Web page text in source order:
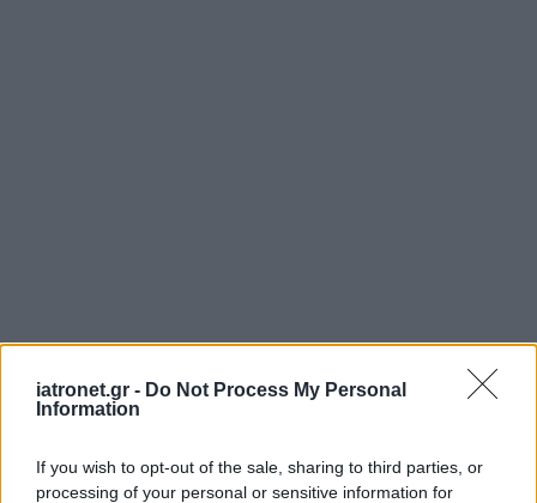
iatronet.gr - Do Not Process My Personal
Information
If you wish to opt-out of the sale, sharing to third parties, or
processing of your personal or sensitive information for